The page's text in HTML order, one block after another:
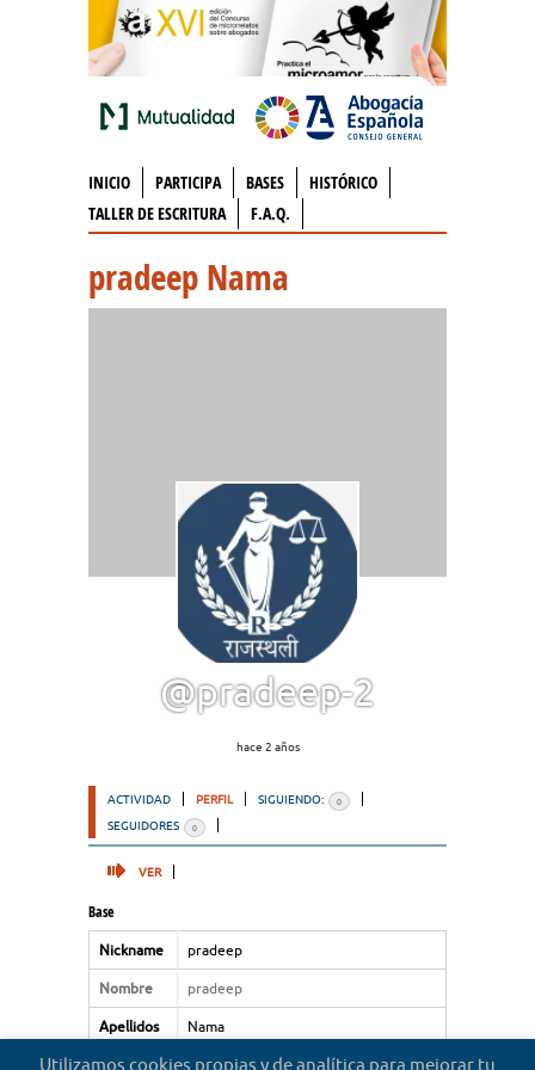
INICIO PARTICIPA BASES
HISTÓRICO
TALLER DE ESCRITURA
F.A.Q.
pradeep Nama
@pradeep-2
hace 2 años
ACTIVIDAD PERFIL SIGUIENDO: 0
SEGUIDORES 0
VER
Base
Nickname pradeep
Nombre pradeep
Apellidos Nama
Tipo de
Utilizamos cookies propias y de analítica para mejorar tu